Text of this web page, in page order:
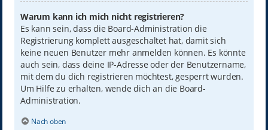
Warum kann ich mich nicht registrieren?
Es kann sein, dass die Board-Administration die
Registrierung komplett ausgeschaltet hat, damit sich
keine neuen Benutzer mehr anmelden können. Es könnte
auch sein, dass deine IP-Adresse oder der Benutzername,
mit dem du dich registrieren möchtest, gesperrt wurden.
Um Hilfe zu erhalten, wende dich an die Board-
Administration.
Nach oben